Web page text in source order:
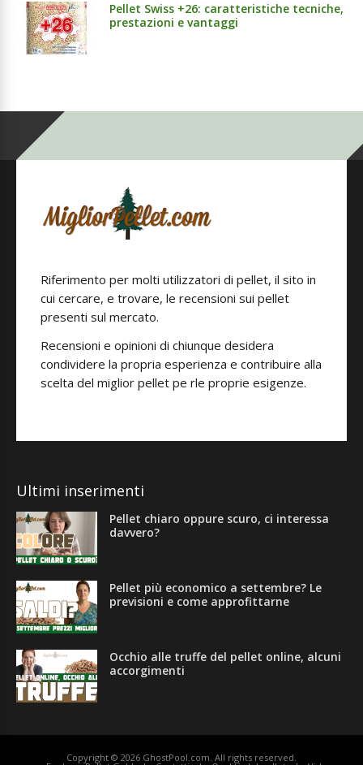
Pellet Swiss +26: caratteristiche tecniche,
prestazioni e vantaggi
Riferimento per molti utilizzatori di pellet, il sito in
cui cercare, e trovare, le recensioni sui pellet
presenti sul mercato.
Recensioni e opinioni di chiunque desidera
condividere la propria esperienza e contribuire alla
scelta del miglior pellet pe rle proprie esigenze.
Ultimi inserimenti
Pellet chiaro oppure scuro, ci interessa
davvero?
Pellet più economico a settembre? Le
previsioni e come approfittarne
Occhio alle truffe del pellet online, alcuni
accorgimenti
Copyright © 2026 GhostPool.com. All rights reserved.